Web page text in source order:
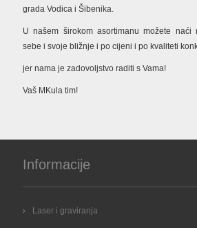
grada Vodica i Šibenika.
U našem širokom asortimanu možete naći
sebe i svoje bližnje i po cijeni i po kvaliteti
jer nama je zadovoljstvo raditi s Vama!
Vaš MKula tim!
Informacije
Laser i graviranja